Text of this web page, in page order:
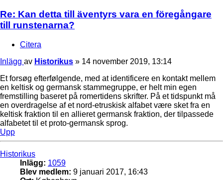
Re: Kan detta till äventyrs vara en föregångare
till runstenarna?
Citera
Inlägg av Historikus » 14 november 2019, 13:14
Et forsøg efterfølgende, med at identificere en kontakt mellem
en keltisk og germansk stammegruppe, er helt min egen
fremstilling baseret på romertidens skrifter. På et tidspunkt må
en overdragelse af et nord-etruskisk alfabet være sket fra en
keltisk fraktion til en allieret germansk fraktion, der tilpassede
alfabetet til et proto-germansk sprog.
Upp
Historikus
Inlägg: 1059
Blev medlem: 9 januari 2017, 16:43